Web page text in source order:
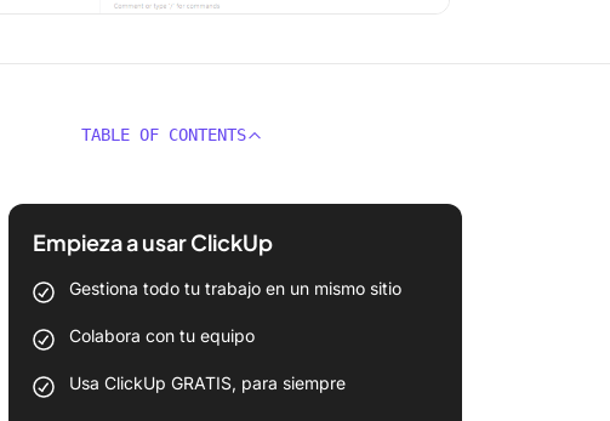
TABLE OF CONTENTS
Empieza a usar ClickUp
Gestiona todo tu trabajo en un mismo sitio
Colabora con tu equipo
Usa ClickUp GRATIS, para siempre